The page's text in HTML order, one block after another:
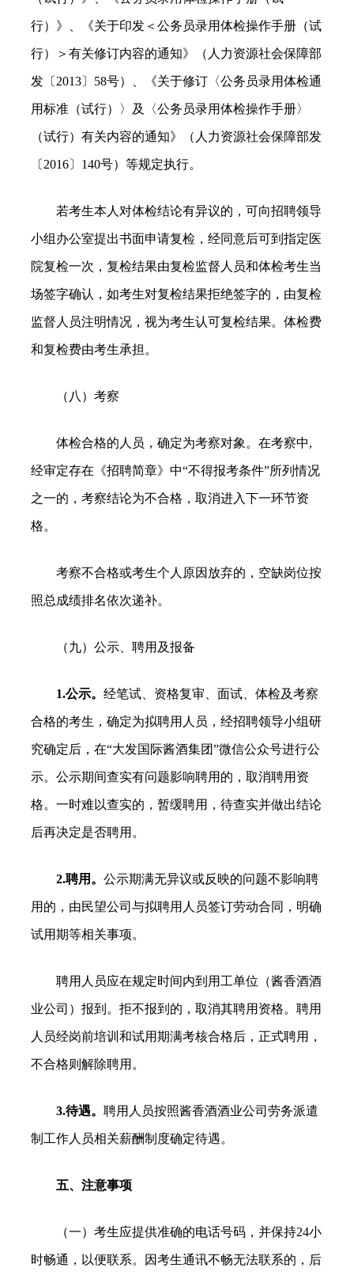
行）》、《关于印发＜公务员录用体检操作手册（试
行）＞有关修订内容的通知》（人力资源社会保障部
发〔2013〕58号）、《关于修订〈公务员录用体检通
用标准（试行）〉及〈公务员录用体检操作手册〉
（试行）有关内容的通知》（人力资源社会保障部发
〔2016〕140号）等规定执行。
若考生本人对体检结论有异议的，可向招聘领导
小组办公室提出书面申请复检，经同意后可到指定医
院复检一次，复检结果由复检监督人员和体检考生当
场签字确认，如考生对复检结果拒绝签字的，由复检
监督人员注明情况，视为考生认可复检结果。体检费
和复检费由考生承担。
（八）考察
体检合格的人员，确定为考察对象。在考察中,
经审定存在《招聘简章》中“不得报考条件”所列情况
之一的，考察结论为不合格，取消进入下一环节资
格。
考察不合格或考生个人原因放弃的，空缺岗位按
照总成绩排名依次递补。
（九）公示、聘用及报备
1.公示。 经笔试、资格复审、面试、体检及考察
合格的考生，确定为拟聘用人员，经招聘领导小组研
究确定后，在“大发国际酱酒集团”微信公众号进行公
示。公示期间查实有问题影响聘用的，取消聘用资
格。一时难以查实的，暂缓聘用，待查实并做出结论
后再决定是否聘用。
2.聘用。 公示期满无异议或反映的问题不影响聘
用的，由民望公司与拟聘用人员签订劳动合同，明确
试用期等相关事项。
聘用人员应在规定时间内到用工单位（酱香酒酒
业公司）报到。拒不报到的，取消其聘用资格。聘用
人员经岗前培训和试用期满考核合格后，正式聘用，
不合格则解除聘用。
3.待遇。 聘用人员按照酱香酒酒业公司劳务派遣
制工作人员相关薪酬制度确定待遇。
五、注意事项
（一）考生应提供准确的电话号码，并保持24小
时畅通，以便联系。因考生通讯不畅无法联系的，后